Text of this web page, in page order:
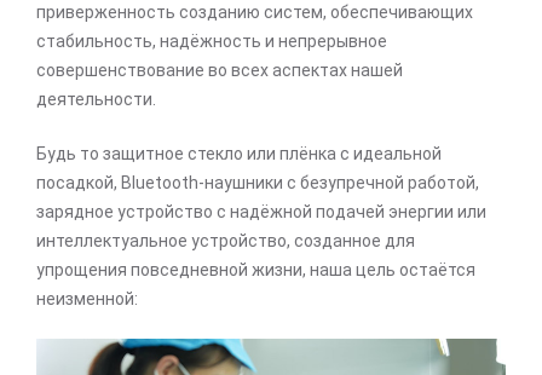
приверженность созданию систем, обеспечивающих
стабильность, надёжность и непрерывное
совершенствование во всех аспектах нашей
деятельности.
Будь то защитное стекло или плёнка с идеальной
посадкой, Bluetooth-наушники с безупречной работой,
зарядное устройство с надёжной подачей энергии или
интеллектуальное устройство, созданное для
упрощения повседневной жизни, наша цель остаётся
неизменной: